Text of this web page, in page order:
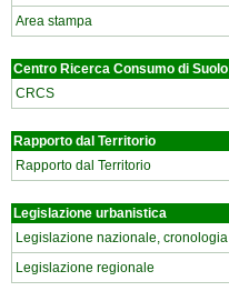
Area stampa
Centro Ricerca Consumo di Suolo
CRCS
Rapporto dal Territorio
Rapporto dal Territorio
Legislazione urbanistica
Legislazione nazionale, cronologia
Legislazione regionale